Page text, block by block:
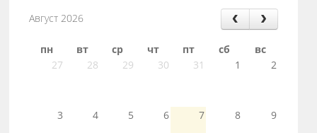
Август 2026
пн вт ср чт пт сб
вс
27
28 29 30 31 1 2
3 4 5 6 7 8 9